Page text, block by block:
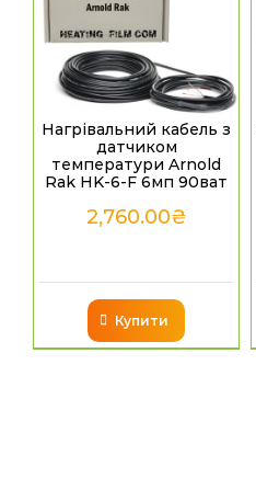
Нагрівальний кабель з
датчиком
температури Arnold
Rak HK-6-F 6мп 90ват
2,760.00₴
Купити